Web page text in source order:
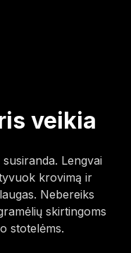
veikia
Lengvai
krovimą ir
Nebereiks
skirtingoms
stotelėms.